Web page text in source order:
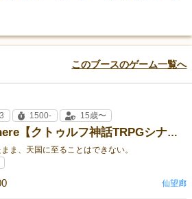
このブースのゲーム一覧へ
[Sphere【クトゥルフ神話TRPGシナリオブック】]
ま、天国に至ることはできない。
3 1500- 15歳〜
仙望廊